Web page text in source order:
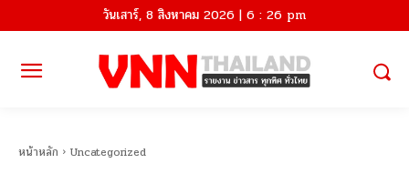
วันเสาร์, 8 สิงหาคม 2026 | 6 : 26 pm
หน้าหลัก Uncategorized